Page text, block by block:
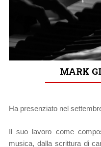
MARK
Ha presenziato nel
Il suo lavoro come
musica, dalla scrittura di